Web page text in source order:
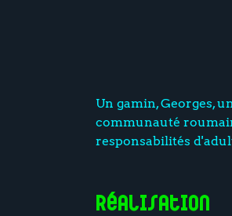
Un gamin, Georges,
communauté
responsabilités
Réalisation